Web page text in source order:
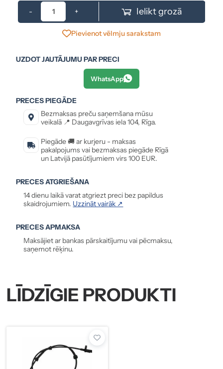
- + Ielikt grozā
Pievienot vēlmju sarakstam
UZDOT JAUTĀJUMU PAR PRECI
WhatsApp
PRECES PIEGĀDE
Bezmaksas preču saņemšana mūsu
veikalā 📍 Daugavgrīvas iela 104, Rīga.
Piegāde 🚚 ar kurjeru - maksas
pakalpojums vai bezmaksas piegāde Rīgā
un Latvijā pasūtījumiem virs 100 EUR.
PRECES ATGRIEŠANA
14 dienu laikā varat atgriezt preci bez papildus
skaidrojumiem. Uzzināt vairāk ↗
PRECES APMAKSA
Maksājiet ar bankas pārskaitījumu vai pēcmaksu,
saņemot rēķinu.
LĪDZĪGIE PRODUKTI